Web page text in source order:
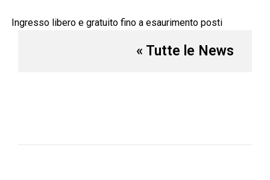
Ingresso libero e gratuito fino a esaurimento posti
« Tutte le News